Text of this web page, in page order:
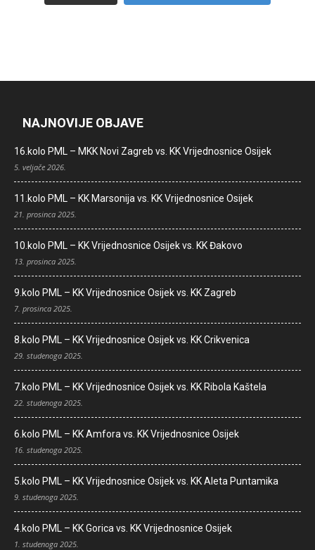
NAJNOVIJE OBJAVE
16.kolo PML – MKK Novi Zagreb vs. KK Vrijednosnice Osijek
5. veljače 2026.
11.kolo PML – KK Marsonija vs. KK Vrijednosnice Osijek
21. prosinca 2025.
10.kolo PML – KK Vrijednosnice Osijek vs. KK Đakovo
13. prosinca 2025.
9.kolo PML – KK Vrijednosnice Osijek vs. KK Zagreb
7. prosinca 2025.
8.kolo PML – KK Vrijednosnice Osijek vs. KK Crikvenica
29. studenoga 2025.
7.kolo PML – KK Vrijednosnice Osijek vs. KK Ribola Kaštela
22. studenoga 2025.
6.kolo PML – KK Amfora vs. KK Vrijednosnice Osijek
16. studenoga 2025.
5.kolo PML – KK Vrijednosnice Osijek vs. KK Aleta Puntamika
9. studenoga 2025.
4.kolo PML – KK Gorica vs. KK Vrijednosnice Osijek
1. studenoga 2025.